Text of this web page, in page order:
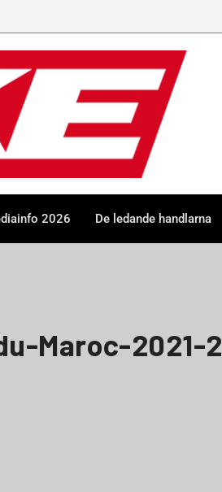
2026 De ledande handlarna
Maroc-2021-2